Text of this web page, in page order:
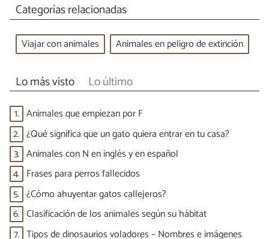
Categorías relacionadas
Viajar con animales Animales en peligro de extinción
Lo más visto Lo último
1. Animales que empiezan por F
2. ¿Qué significa que un gato quiera entrar en tu casa?
3. Animales con N en inglés y en español
4. Frases para perros fallecidos
5. ¿Cómo ahuyentar gatos callejeros?
6. Clasificación de los animales según su hábitat
7. Tipos de dinosaurios voladores – Nombres e imágenes